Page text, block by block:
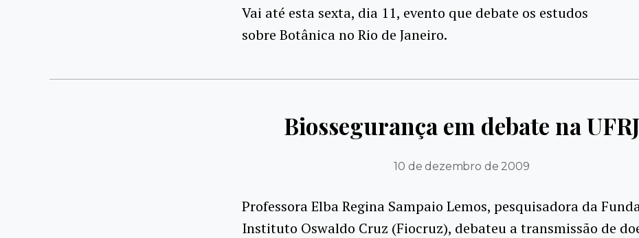
Vai até esta sexta, dia 11, evento que debate os estudos
sobre Botânica no Rio de Janeiro.
Biossegurança em debate na UFRJ
10 de dezembro de 2009
Professora Elba Regina Sampaio Lemos, pesquisadora da
Instituto Oswaldo Cruz (Fiocruz), debateu a transmissão de